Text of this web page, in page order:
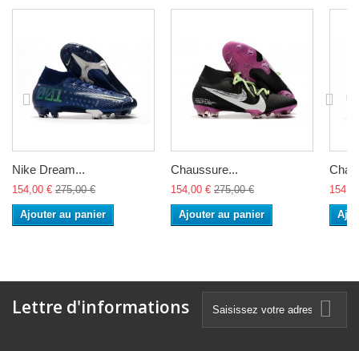
Nike Dream...
154,00 € 275,00 €
Ajouter au panier
Chaussure...
154,00 € 275,00 €
Ajouter au panier
Lettre d'informations